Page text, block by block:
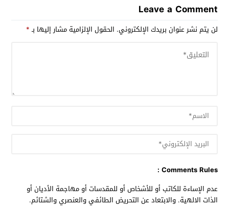
Leave a Comment
لن يتم نشر عنوان بريدك الإلكتروني. الحقول الإلزامية مشار إليها بـ*
Comments Rules :
عدم الإساءة للكاتب أو للأشخاص أو للمقدسات أو مهاجمة الأديان أو
الذات الالهية. والابتعاد عن التحريض الطائفي والعنصري والشتائم.